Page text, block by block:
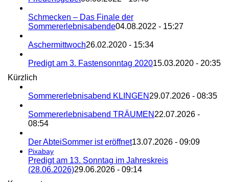
Schmecken – Das Finale der
Sommererlebnisabende04.08.2022 - 15:27
Aschermittwoch26.02.2020 - 15:34
Predigt am 3. Fastensonntag 202015.03.2020 - 20:35
Kürzlich
Sommererlebnisabend KLINGEN 29.07.2026 - 08:35
Sommererlebnisabend TRÄUMEN 22.07.2026 -
08:54
Der AbteiSommer ist eröffnet13.07.2026 - 09:09
Pixabay
Predigt am 13. Sonntag im Jahreskreis
(28.06.2026)29.06.2026 - 09:14